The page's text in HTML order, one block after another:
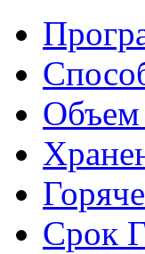
Срок